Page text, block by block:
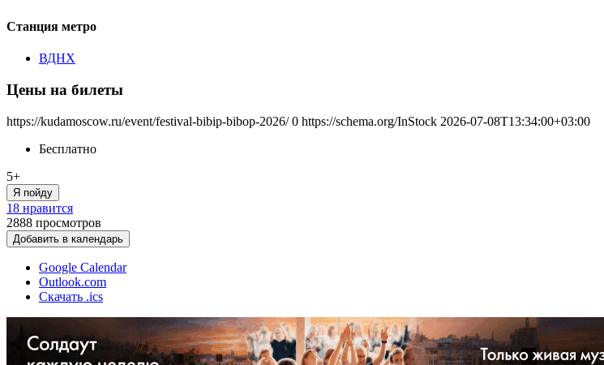
Станция метро
ВДНХ
Цены на билеты
https://kudamoscow.ru/event/festival-bibip-bibop-2026/ 0 https://schema.org/InStock 2026-07-08T13:34:00+03:00
Бесплатно
5+
Я пойду
18 нравится
2888 просмотров
Добавить в календарь
Google Calendar
Outlook.com
Скачать .ics